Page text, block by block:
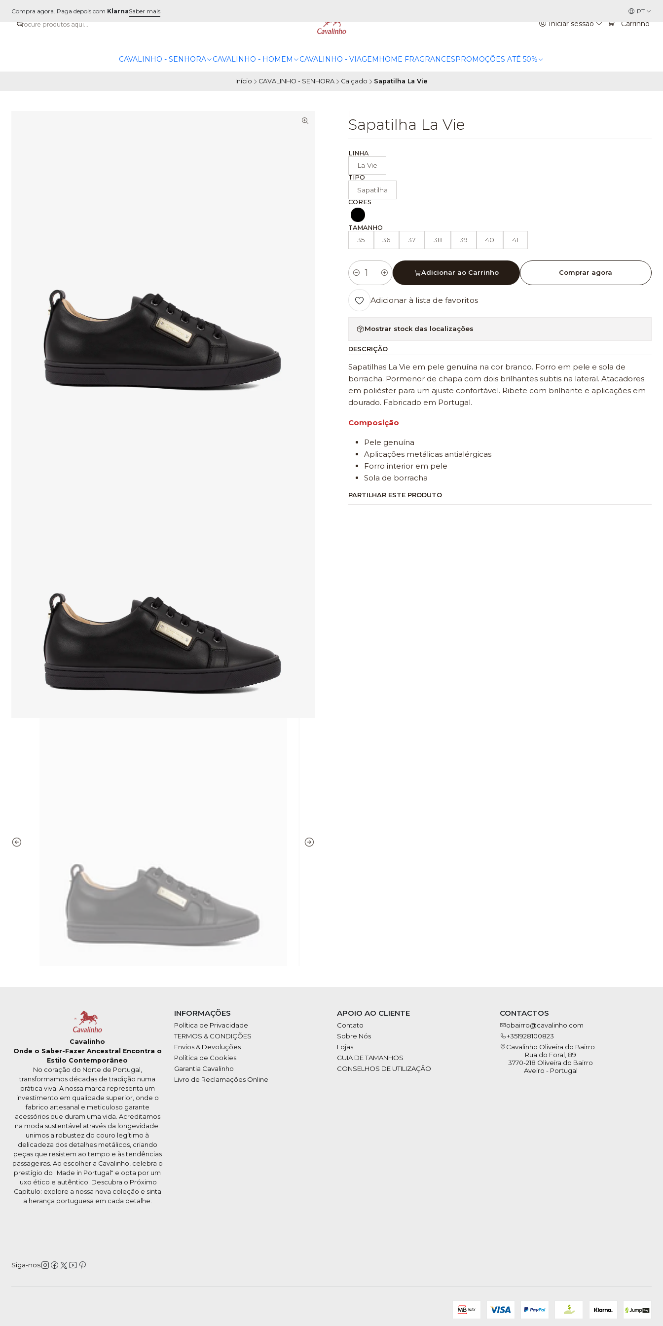
Iniciar sessão Carrinho
CAVALINHO - SENHORA CAVALINHO - HOMEM CAVALINHO - VIAGEM HOME FRAGRANCESPROMOÇÕES ATÉ 50%
Compra agora. Paga depois com KlarnaSaber mais PT
Início CAVALINHO - SENHORA Calçado Sapatilha La Vie
Sapatilha La Vie
LINHA
La Vie
TIPO
Sapatilha
CORES
TAMANHO
35 36 37 38 39 40 41
Quantidade
Adicionar ao Carrinho Comprar agora
Adicionar à lista de favoritos
Mostrar stock das localizações
DESCRIÇÃO
Sapatilhas La Vie em pele genuína na cor branco. Forro em pele e sola de
borracha. Pormenor de chapa com dois brilhantes subtis na lateral. Atacadores
em poliéster para um ajuste confortável. Ribete com brilhante e aplicações em
dourado. Fabricado em Portugal.
Composição
Pele genuína
Aplicações metálicas antialérgicas
Forro interior em pele
Sola de borracha
PARTILHAR ESTE PRODUTO
Cavalinho
Onde o Saber-Fazer Ancestral Encontra o
Estilo Contemporâneo
No coração do Norte de Portugal,
transformamos décadas de tradição numa
prática viva. A nossa marca representa um
investimento em qualidade superior, onde o
fabrico artesanal e meticuloso garante
acessórios que duram uma vida. Acreditamos
na moda sustentável através da longevidade:
unimos a robustez do couro legítimo à
delicadeza dos detalhes metálicos, criando
peças que resistem ao tempo e às tendências
passageiras. Ao escolher a Cavalinho, celebra o
prestígio do "Made in Portugal" e opta por um
luxo ético e autêntico. Descubra o Próximo
Capítulo: explore a nossa nova coleção e sinta
a herança portuguesa em cada detalhe.
Siga-nos
INFORMAÇÕES
Política de Privacidade
TERMOS & CONDIÇÕES
Envios & Devoluções
Política de Cookies
Garantia Cavalinho
Livro de Reclamações Online
APOIO AO CLIENTE
Contato
Sobre Nós
Lojas
GUIA DE TAMANHOS
CONSELHOS DE UTILIZAÇÃO
CONTACTOS
obairro@cavalinho.com
+351928100823
Cavalinho Oliveira do Bairro
Rua do Foral, 89
3770-218 Oliveira do Bairro
Aveiro - Portugal